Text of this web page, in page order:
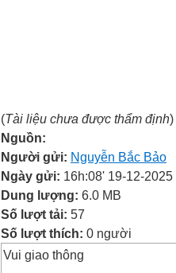
(Tài liệu chưa được thẩm định)
Nguồn:
Người gửi: Nguyễn Bắc Bảo
Ngày gửi: 16h:08' 19-12-2025
Dung lượng: 6.0 MB
Số lượt tải: 57
Số lượt thích: 0 người
Vui giao thông